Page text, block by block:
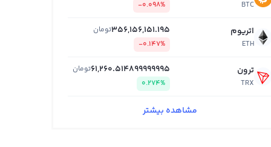
BTC
-0.098%
اتریوم
ETH
356,156,151.195تومان
-0.147%
ترون
TRX
61,260.514899999995تومان
0.274%
مشاهده بیشتر